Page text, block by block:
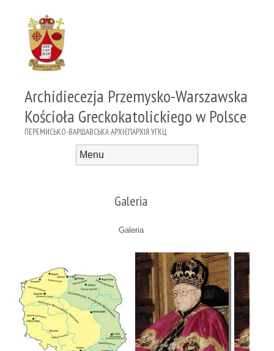
Archidiecezja Przemysko-Warszawska
Kościoła Greckokatolickiego w Polsce
ПЕРЕМИСЬКО-ВАРШАВСЬКА АРХІЄПАРХІЯ УГКЦ
Galeria
Galeria